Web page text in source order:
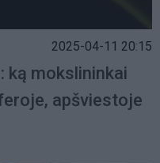
2025-04-11 20:15
ką mokslininkai
apšviestoje